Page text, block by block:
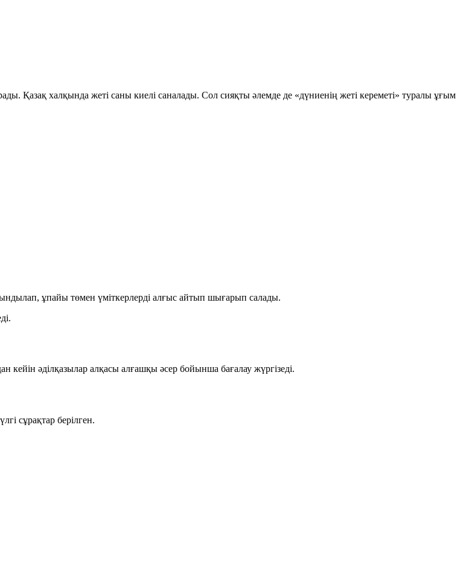
Қазақ халқында жеті саны киелі саналады. Сол сияқты әлемде де «дүниенің жеті кереметі» туралы ұғым
ұпайы төмен үміткерлерді алғыс айтып шығарып салады.
әділқазылар алқасы алғашқы әсер бойынша бағалау жүргізеді.
сұрақтар берілген.